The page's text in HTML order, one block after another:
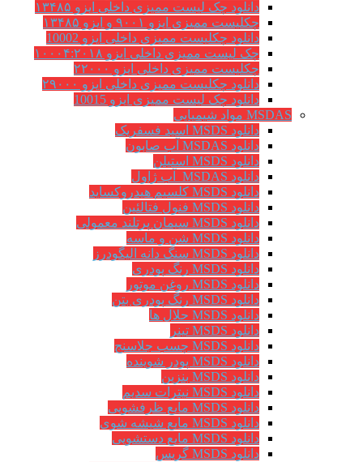
دانلود چک لیست ممیزی داخلی ایزو ۱۳۴۸۵
چکلیست ممیزی ایزو ۹۰۰۱ و ایزو ۱۳۴۸۵
دانلود چکلیست ممیزی داخلی ایزو 10002
چک لیست ممیزی داخلی ایزو ۱۰۰۰۴:۲۰۱۸
چکلیست ممیزی داخلی ایزو ۲۲۰۰۰
دانلود چکلیست ممیزی داخلی ایزو ۲۹۰۰۰
دانلود چک لیست ممیزی ایزو 10015
MSDAS مواد شیمیایی
دانلود MSDS اسید فسفریک
دانلود MSDAS آب صابون
دانلود MSDS استیلن
دانلود MSDAS آب ژاول
دانلود MSDS کلسیم هیدروکساید
دانلود MSDS فنول فتالئین
دانلود MSDS سیمان پرتلند معمولی
دانلود MSDS شن و ماسه
دانلود MSDS سنگ دانه الیگودرز
دانلود MSDS رنگ پودری
دانلود MSDS روغن موتور
دانلود MSDS رنگ پودری بتن
دانلود MSDS حلال ها
دانلود MSDS تینر
دانلود MSDS چسب جلاسنج
دانلود MSDS پودر شوینده
دانلود MSDS بنزین
دانلود MSDS نیترات سدیم
دانلود MSDS مایع ظرفشویی
دانلود MSDS مایع شیشه شوی
دانلود MSDS مایع دستشویی
دانلود MSDS گریس